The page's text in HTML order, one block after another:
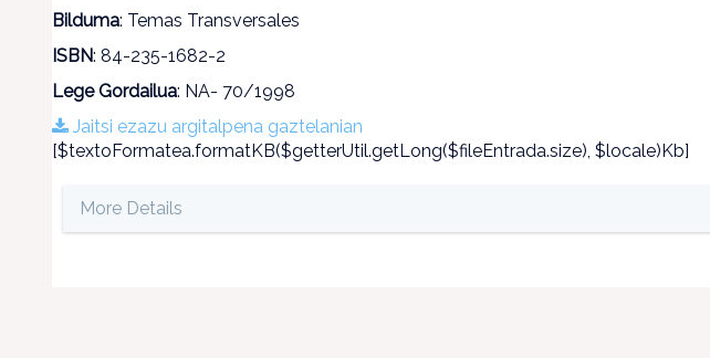
Bilduma: Temas Transversales
ISBN: 84-235-1682-2
Lege Gordailua: NA- 70/1998
Jaitsi ezazu argitalpena gaztelanian
[$textoFormatea.formatKB($getterUtil.getLong($fileEntrada.size), $locale)Kb]
More Details